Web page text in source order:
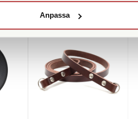
Anpassa
LÄS MER
KÖP